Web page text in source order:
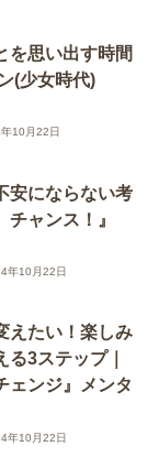
を思い出す時間
(少女時代)
10月22日
安にならない考
ャンス！』
年10月22日
えたい！楽しみ
3ステップ｜
ェンジ』メンタ
年10月22日